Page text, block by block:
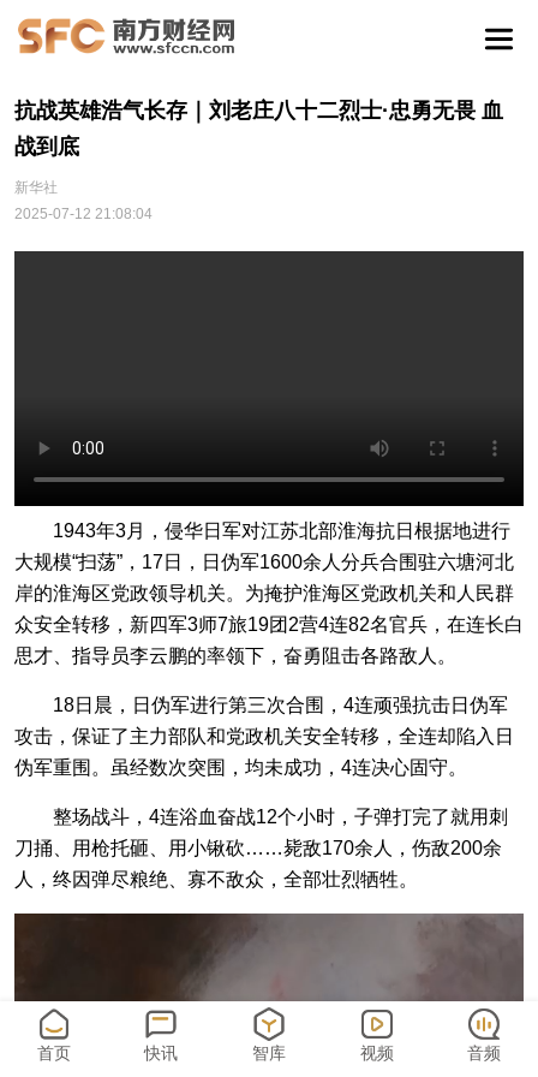
抗战英雄浩气长存｜刘老庄八十二烈士·忠勇无畏 血
战到底
新华社
2025-07-12 21:08:04
1943年3月，侵华日军对江苏北部淮海抗日根据地进行
大规模“扫荡”，17日，日伪军1600余人分兵合围驻六塘河北
岸的淮海区党政领导机关。为掩护淮海区党政机关和人民群
众安全转移，新四军3师7旅19团2营4连82名官兵，在连长白
思才、指导员李云鹏的率领下，奋勇阻击各路敌人。
18日晨，日伪军进行第三次合围，4连顽强抗击日伪军
攻击，保证了主力部队和党政机关安全转移，全连却陷入日
伪军重围。虽经数次突围，均未成功，4连决心固守。
整场战斗，4连浴血奋战12个小时，子弹打完了就用刺
刀捅、用枪托砸、用小锹砍……毙敌170余人，伤敌200余
人，终因弹尽粮绝、寡不敌众，全部壮烈牺牲。
首页 快讯 智库 视频 音频